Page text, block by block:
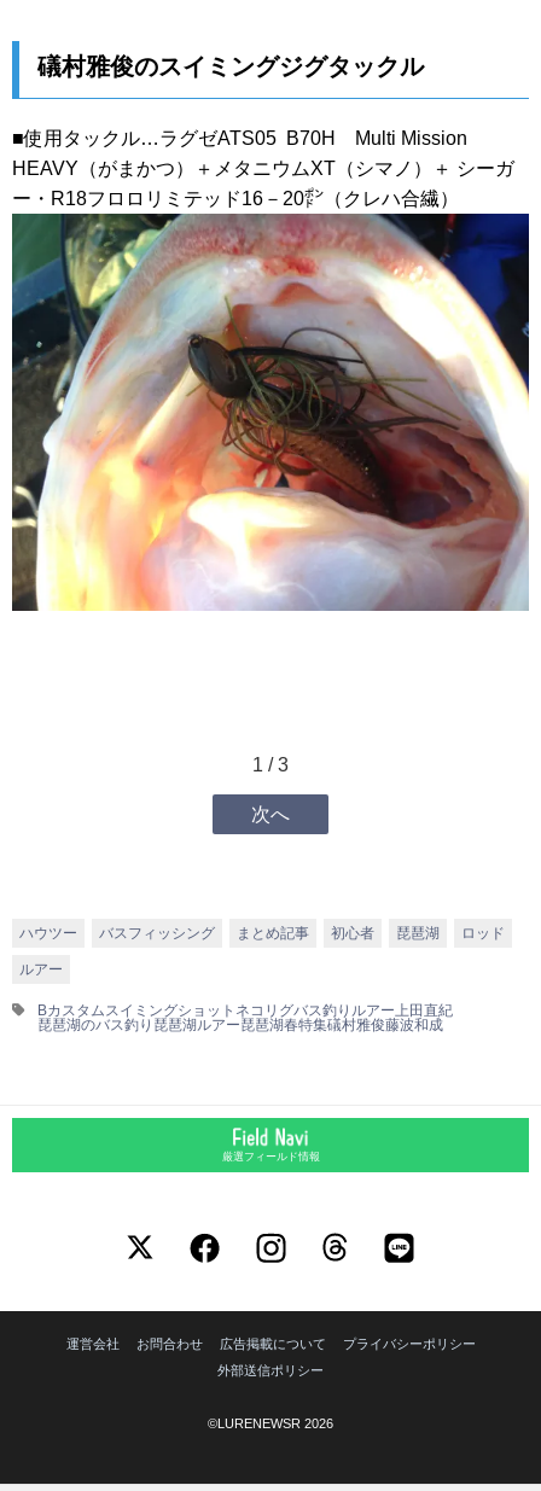
礒村雅俊のスイミングジグタックル
■使用タックル…ラグゼATS05 B70H Multi Mission
HEAVY（がまかつ）＋メタニウムXT（シマノ）＋ シーガ
ー・R18フロロリミテッド16－20㍀（クレハ合繊）
1 / 3
次へ
ハウツー バスフィッシング まとめ記事 初心者 琵琶湖 ロッド
ルアー
Bカスタムスイミングショット ネコリグバス釣りルアー上田直紀
琵琶湖のバス釣り 琵琶湖ルアー琵琶湖春特集礒村雅俊藤波和成
厳選フィールド情報
運営会社 お問合わせ 広告掲載について
プライバシーポリシー
外部送信ポリシー
©LURENEWSR 2026